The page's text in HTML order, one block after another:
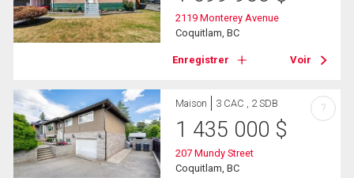
2119 Monterey Avenue
Coquitlam, BC
Enregistrer Voir
Maison 3 CAC , 2 SDB
1 435 000 $
207 Mundy Street
Coquitlam, BC
?